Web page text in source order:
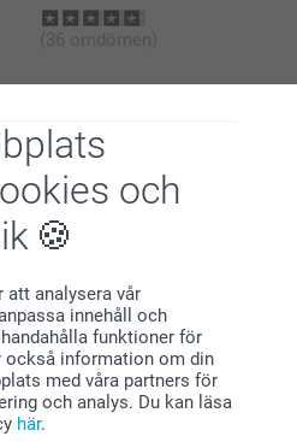
och
att analysera vår
innehåll och
funktioner för
också information om din
med våra partners för
och analys. Du kan läsa
här.
(36 omdömen)
?